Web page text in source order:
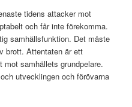
tidens attacker mot
och får inte förekomma.
samhällsfunktion. Det måste
brott. Attentaten är ett
mot samhällets grundpelare.
utvecklingen och förövarna